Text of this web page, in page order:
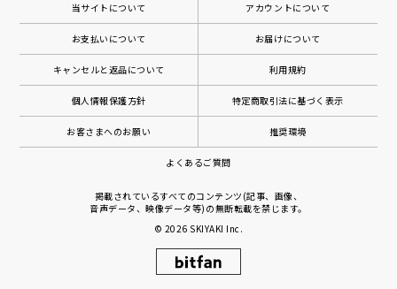
当サイトについて アカウントについて
お支払いについて お届けについて
キャンセルと返品について 利用規約
個人情報保護方針 特定商取引法に基づく表示
お客さまへのお願い 推奨環境
よくあるご質問
掲載されているすべてのコンテンツ(記事、画像、
音声データ、映像データ等)の無断転載を禁じます。
© 2026 SKIYAKI Inc.